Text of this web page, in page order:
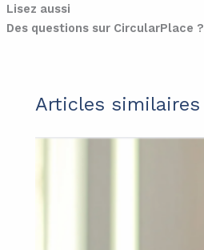
Lisez aussi
Des questions sur CircularPlace ?
Articles similaires